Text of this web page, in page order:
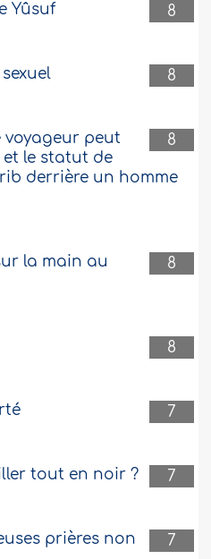
8
Yûsuf
8
8
voyageur peut
le statut de
derrière un homme
8
la main au
8
7
7
tout en noir ?
7
prières non